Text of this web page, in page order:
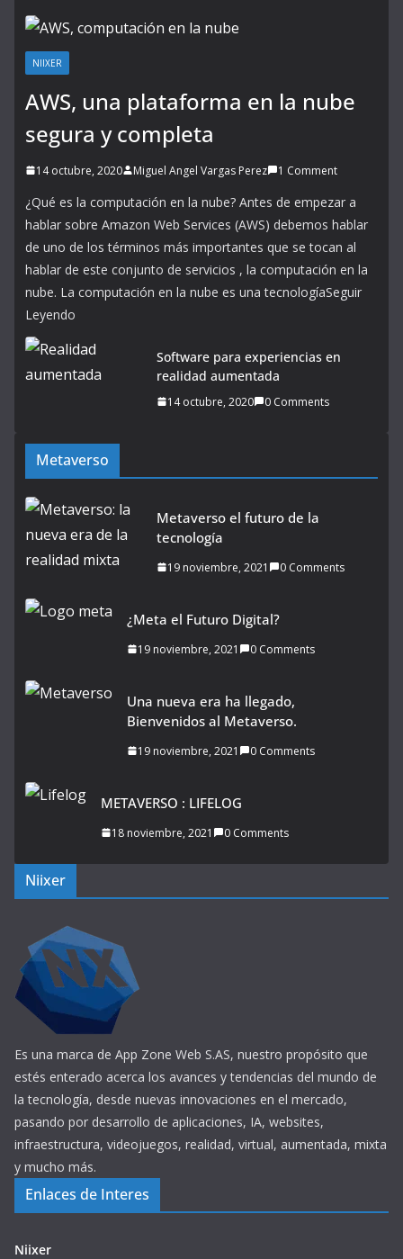
NIIXER
AWS, una plataforma en la nube
segura y completa
14 octubre, 2020 Miguel Angel Vargas Perez 1 Comment
¿Qué es la computación en la nube? Antes de empezar a
hablar sobre Amazon Web Services (AWS) debemos hablar
de uno de los términos más importantes que se tocan al
hablar de este conjunto de servicios , la computación en la
nube. La computación en la nube es una tecnologíaSeguir
Leyendo
Software para experiencias en
realidad aumentada
14 octubre, 2020 0 Comments
Metaverso
Metaverso el futuro de la
tecnología
19 noviembre, 2021 0 Comments
¿Meta el Futuro Digital?
19 noviembre, 2021 0 Comments
Una nueva era ha llegado,
Bienvenidos al Metaverso.
19 noviembre, 2021 0 Comments
METAVERSO : LIFELOG
18 noviembre, 2021 0 Comments
Niixer
Es una marca de App Zone Web S.AS, nuestro propósito que
estés enterado acerca los avances y tendencias del mundo de
la tecnología, desde nuevas innovaciones en el mercado,
pasando por desarrollo de aplicaciones, IA, websites,
infraestructura, videojuegos, realidad, virtual, aumentada, mixta
y mucho más.
Enlaces de Interes
Niixer